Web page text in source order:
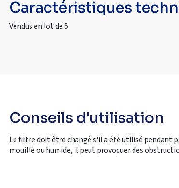
Caractéristiques
Vendus en lot de 5
Conseils d'utilisation
Le filtre doit être changé s'il a été utilisé pendant
mouillé ou humide, il peut provoquer des